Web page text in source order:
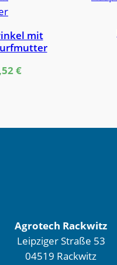
mit
€
Agrotech Rackwitz
Leipziger Straße 53
04519 Rackwitz